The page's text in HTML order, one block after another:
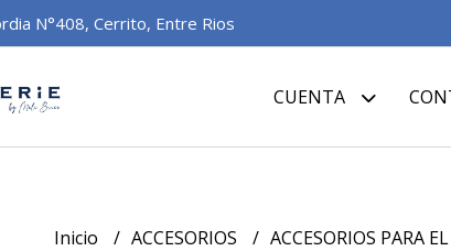
N°408, Cerrito, Entre Rios
CUENTA
Inicio ACCESORIOS
ACCESORIOS PARA